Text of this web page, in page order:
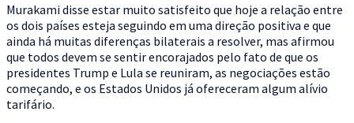
Murakami disse estar muito satisfeito que hoje a relação entre
os dois países esteja seguindo em uma direção positiva e que
ainda há muitas diferenças bilaterais a resolver, mas afirmou
que todos devem se sentir encorajados pelo fato de que os
presidentes Trump e Lula se reuniram, as negociações estão
começando, e os Estados Unidos já ofereceram algum alívio
tarifário.